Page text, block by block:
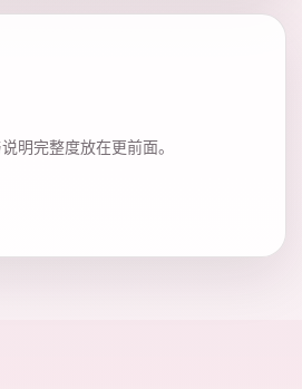
明完整度放在更前面。